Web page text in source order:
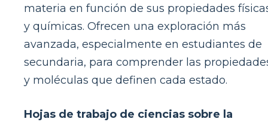
materia en función de sus propiedades
y químicas. Ofrecen una exploración más
avanzada, especialmente en estudiantes de
secundaria, para comprender las
y moléculas que definen cada estado.
Hojas de trabajo de ciencias sobre la